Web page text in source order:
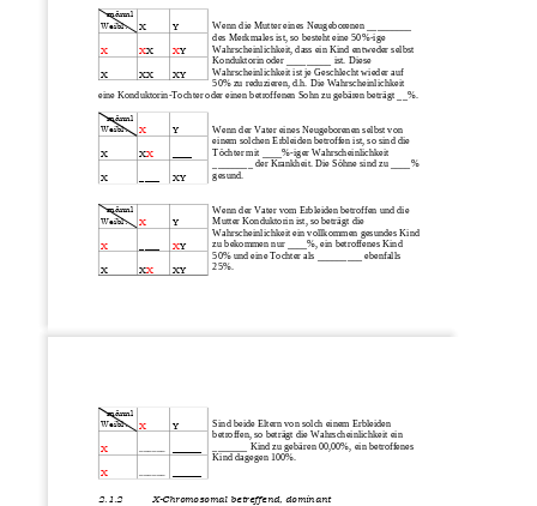
Wenn die Mutter eines Neugeborenen _________
des Merkmales ist, so besteht eine 50%-ige
Wahrscheinlichkeit, dass ein Kind entweder selbst
Konduktorin oder _________ ist. Diese
Wahrscheinlichkeit ist je Geschlecht wieder auf
50% zu reduzieren, d.h. Die Wahrscheinlichkeit
eine Konduktorin-Tochter oder einen betroffenen Sohn zu gebären beträgt __%.
Wenn der Vater eines Neugeborenen selbst von
einem solchen Erbleiden betroffen ist, so sind die
Töchter mit ____%-iger Wahrscheinlichkeit
________ der Krankheit. Die Söhne sind zu ____%
gesund.
Wenn der Vater vom Erbleiden betroffen und die
Mutter Konduktorin ist, so beträgt die
Wahrscheinlichkeit ein vollkommen gesundes Kind
zu bekommen nur ____%, ein betroffenes Kind
50% und eine Tochter als _________ ebenfalls
25%.
männl
Weibl. X
Y
X
XX XY
X
XX XY
männl
Weibl. X
Y
X
XX
X
XY
männl
Weibl. X
Y
X
XY
X
XX XY
Sind beide Eltern von solch einem Erbleiden
betroffen, so beträgt die Wahrscheinlichkeit ein
_______ Kind zu gebären 00,00%, ein betroffenes
Kind dagegen 100%.
2.1.2 X-Chromosomal betreffend, dominant
männl
Weibl. X
Y
X
______
X